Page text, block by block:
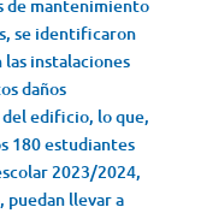
de mantenimiento
se identificaron
instalaciones
daños
edificio, lo que,
180 estudiantes
2023/2024,
puedan llevar a